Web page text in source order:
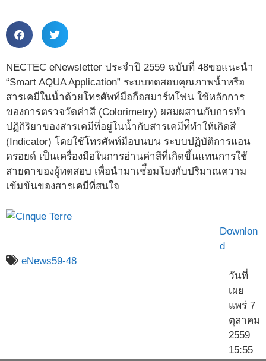
NECTEC eNewsletter ประจำปี 2559 ฉบับที่ 48ขอแนะนำ
“Smart AQUA Application” ระบบทดสอบคุณภาพน้ำหรือ
สารเคมีในน้ำด้วยโทรศัพท์มือถือสมาร์ทโฟน ใช้หลักการ
ของการตรวจวัดค่าสี (Colorimetry) ผสมผสานกับการทำ
ปฏิกิริยาของสารเคมีที่อยู่ในน้ำกับสารเคมีท่ีทำให้เกิดสี
(Indicator) โดยใช้โทรศัพท์มือบนบน ระบบปฏิบัติการแอน
ดรอยด์ เป็นเครื่องมือในการอ่านค่าสีที่เกิดขึ้นแทนการใช้
สายตาของผู้ทดสอบ เพื่อนำมาเช่ือมโยงกับปริมาณความ
เข้มข้นของสารเคมีที่สนใจ
Downlon
d
eNews59-48
วันที่
เผย
แพร่ 7
ตุลาคม
2559
15:55